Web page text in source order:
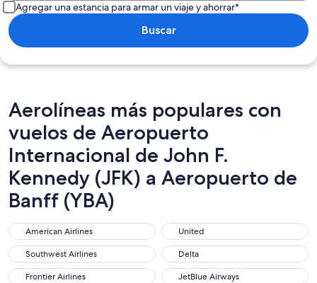
Agregar una estancia para armar un viaje y ahorrar*
Buscar
Aerolíneas más populares con
vuelos de Aeropuerto
Internacional de John F.
Kennedy (JFK) a Aeropuerto de
Banff (YBA)
American Airlines
American Airlines United
United
Southwest Airlines
Southwest Airlines Delta
Delta
Frontier Airlines
Frontier Airlines JetBlue Airways
JetBlue Airways